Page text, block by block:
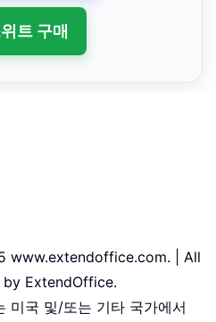
트 구매
| All
ExtendOffice.
국 및/또는 기타 국가에서